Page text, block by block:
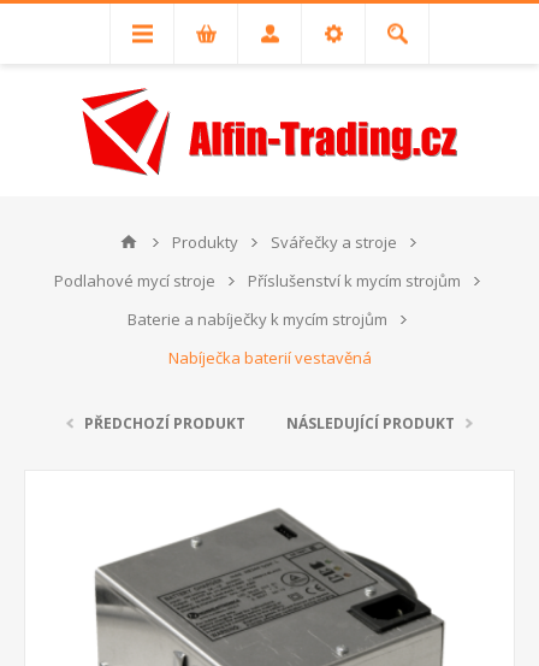
Produkty
Svářečky a stroje
Podlahové mycí stroje
Příslušenství k mycím strojům
Baterie a nabíječky k mycím strojům
Nabíječka baterií vestavěná
PŘEDCHOZÍ PRODUKT NÁSLEDUJÍCÍ PRODUKT